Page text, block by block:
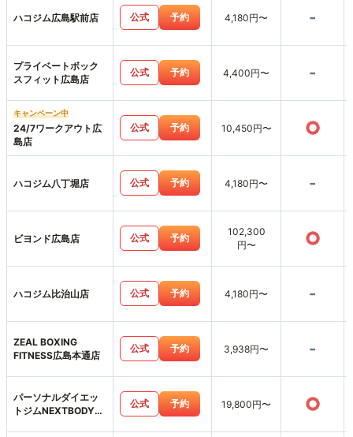
ハコジム広島駅前店 公式 予約 4,180円〜 -
プライベートボック
スフィット広島店
公式 予約 4,400円〜 -
キャンペーン中
24/7ワークアウト広
島店
公式 予約 10,450円〜 ○
ハコジム八丁堀店 公式 予約 4,180円〜 -
ビヨンド広島店 公式 予約
102,300
円〜
○
ハコジム比治山店 公式 予約 4,180円〜 -
ZEAL BOXING
FITNESS広島本通店
公式 予約 3,938円〜 -
パーソナルダイエッ
トジムNEXTBODY広
公式 予約 19,800円〜 ○